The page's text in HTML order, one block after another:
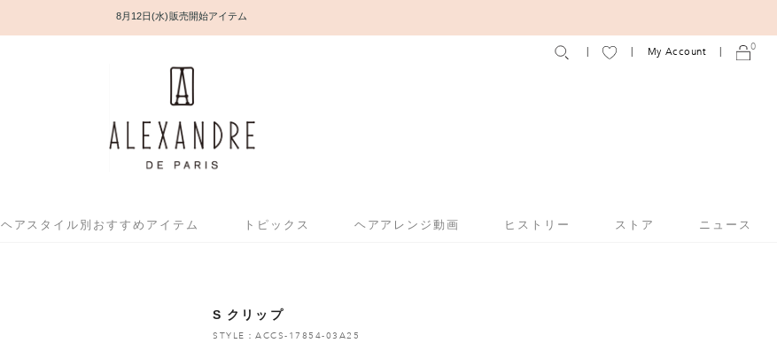
8月12日(水) 販売開始アイテム
ヘアスタイル別おすすめアイテム トピックス ヘアアレンジ動画 ヒストリー ストア ニュース
My Account 0
S クリップ
STYLE：ACCS-17854-03A25